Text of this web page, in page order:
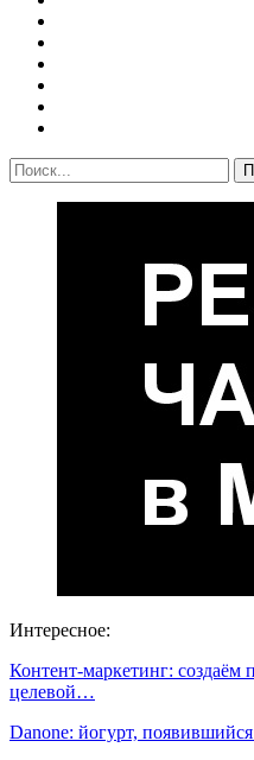
Интересное:
Контент-маркетинг: создаём
целевой…
Danone: йогурт,